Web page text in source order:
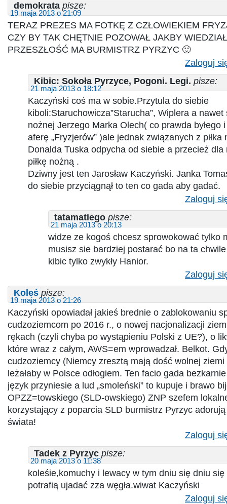
demokrata pisze:
19 maja 2013 o 21:09
TERAZ PREZES MA FOTKĘ Z CZŁOWIEKIEM
CZY BY TAK CHĘTNIE POZOWAŁ JAKBY
PRZESZŁOŚĆ MA BURMISTRZ PYRZYC 🙂
Zaloguj
Kibic: Sokoła Pyrzyce, Pogoni. Legi. pisze:
21 maja 2013 o 18:12
Kaczyński coś ma w sobie.Przytula do siebie
kiboli:Staruchowicza”Starucha”, Wiplera a nawet
nożnej Jerzego Marka Olech( co prawda byłego
aferę „Fryzjerów” )ale jednak związanych z
Donalda Tuska odpycha od siebie a przecież dla
piłkę nożną .
Dziwny jest ten Jarosław Kaczyński. Janka
do siebie przyciągnął to ten co gada aby gadać.
Zaloguj
tatamatiego pisze:
21 maja 2013 o 20:13
widze ze kogoś chcesz sprowokować tylko
musisz sie bardziej postarać bo na ta
kibic tylko zwykły Hanior.
Zaloguj
Koleś pisze:
19 maja 2013 o 21:26
Kaczyński opowiadał jakieś brednie o zablokowaniu
cudzoziemcom po 2016 r., o nowej nacjonalizacji
rękach (czyli chyba po wystąpieniu Polski z UE?), o
które wraz z całym, AWS=em wprowadzał. Belkot.
cudzoziemcy (Niemcy zresztą mają dość wolnej
leżałaby w Polsce odłogiem. Ten facio gada
język przyniesie a lud „smoleński” to kupuje i brawo
OPZZ=towskiego (SLD-owskiego) ZNP szefem
korzystający z poparcia SLD burmistrz Pyrzyc
świata!
Zaloguj
Tadek z Pyrzyc pisze:
20 maja 2013 o 11:38
koleśie,komuchy i lewacy w tym dniu się dniu
potrafią ujadać zza węgła.wiwat Kaczyński
Zaloguj